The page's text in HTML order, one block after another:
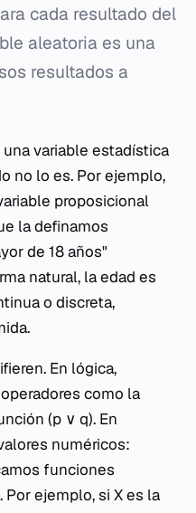
cada resultado del
aleatoria es una
resultados a
variable estadística
no lo es. Por ejemplo,
proposicional
la definamos
de 18 años"
natural, la edad es
o discreta,
En lógica,
como la
(p ∨ q). En
numéricos:
funciones
. Por ejemplo, si Xes la